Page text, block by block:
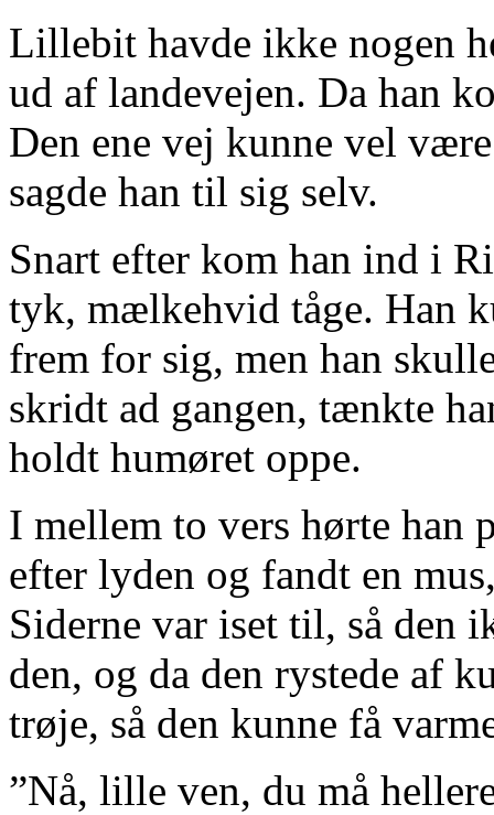
Lillebit havde ikke nogen
ud af landevejen. Da han
Den ene vej kunne vel
sagde han til sig selv.
Snart efter kom han ind i
tyk, mælkehvid tåge. Han
frem for sig, men han
skridt ad gangen, tænkte
holdt humøret oppe.
I mellem to vers hørte han
efter lyden og fandt en
Siderne var iset til, så den
den, og da den rystede af
trøje, så den kunne få
”Nå, lille ven, du må